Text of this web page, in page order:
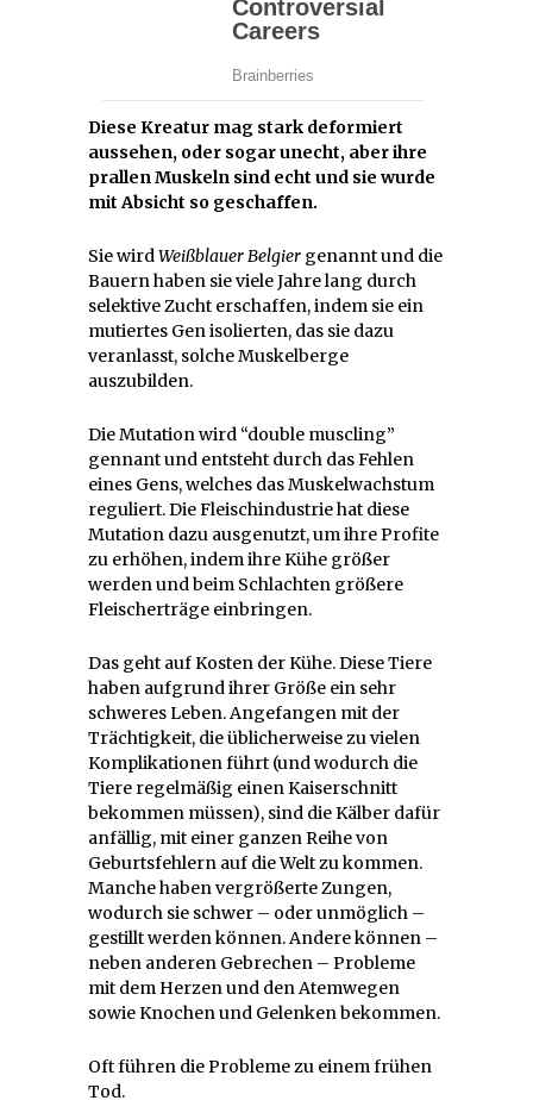
Diese Kreatur mag stark deformiert
aussehen, oder sogar unecht, aber ihre
prallen Muskeln sind echt und sie wurde
mit Absicht so geschaffen.
Sie wirdWeißblauer Belgier genannt und die
Bauern haben sie viele Jahre lang durch
selektive Zucht erschaffen, indem sie ein
mutiertes Gen isolierten, das sie dazu
veranlasst, solche Muskelberge
auszubilden.
Die Mutation wird “double muscling”
gennant und entsteht durch das Fehlen
eines Gens, welches das Muskelwachstum
reguliert. Die Fleischindustrie hat diese
Mutation dazu ausgenutzt, um ihre Profite
zu erhöhen, indem ihre Kühe größer
werden und beim Schlachten größere
Fleischerträge einbringen.
Das geht auf Kosten der Kühe. Diese Tiere
haben aufgrund ihrer Größe ein sehr
schweres Leben. Angefangen mit der
Trächtigkeit, die üblicherweise zu vielen
Komplikationen führt (und wodurch die
Tiere regelmäßig einen Kaiserschnitt
bekommen müssen), sind die Kälber dafür
anfällig, mit einer ganzen Reihe von
Geburtsfehlern auf die Welt zu kommen.
Manche haben vergrößerte Zungen,
wodurch sie schwer – oder unmöglich –
gestillt werden können. Andere können –
neben anderen Gebrechen – Probleme
mit dem Herzen und den Atemwegen
sowie Knochen und Gelenken bekommen.
Oft führen die Probleme zu einem frühen
Tod.